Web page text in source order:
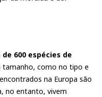
600 espécies de
como no tipo e
na Europa são
no entanto, vivem